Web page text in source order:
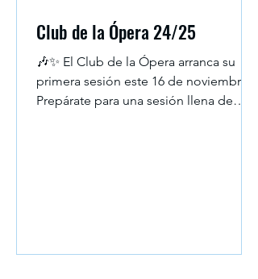
Club de la Ópera 24/25
🎶✨ El Club de la Ópera arranca su
primera sesión este 16 de noviembre.
Prepárate para una sesión llena de